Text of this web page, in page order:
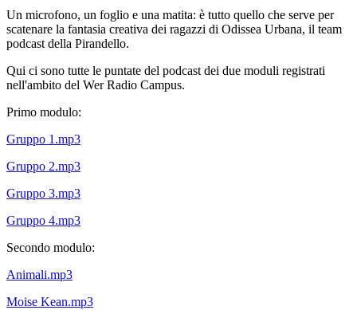
Un microfono, un foglio e una matita: è tutto quello che serve per
scatenare la fantasia creativa dei ragazzi di Odissea Urbana, il team
podcast della Pirandello.
Qui ci sono tutte le puntate del podcast dei due moduli registrati
nell'ambito del Wer Radio Campus.
Primo modulo:
Gruppo 1.mp3
Gruppo 2.mp3
Gruppo 3.mp3
Gruppo 4.mp3
Secondo modulo:
Animali.mp3
Moise Kean.mp3